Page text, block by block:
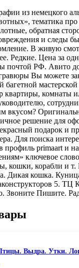
из немецкого
тематика про
обратная
и следы
В живую
Редкие. Цена за
почтой РФ. Авито
Вы можете
багетной
квартиры, комнаты
вкусом?
решение для
подарок и
Для поиска
профиль primaart и
ключевое
кошки, корабли и
Дикая кошка.
5. TЦ
Звонитe Пишите.
Выдра. Утки.